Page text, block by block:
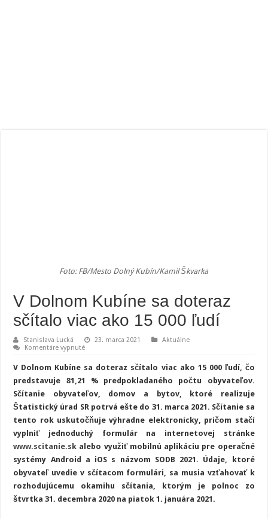
Foto: FB/Mesto Dolný Kubín/Kamil Škvarka
V Dolnom Kubíne sa doteraz
sčítalo viac ako 15 000 ľudí
Stanislava Lucká 23. marca 2021
Aktuálne
Komentáre vypnuténa
Dolnom
Kubíne
sa
doteraz
sčítalo
ako
15
000
ľudí
V Dolnom Kubíne sa doteraz sčítalo viac ako 15 000 ľudí, čo
predstavuje 81,21 % predpokladaného počtu obyvateľov.
Sčítanie obyvateľov, domov a bytov, ktoré realizuje
Štatistický úrad SR potrvá ešte do 31. marca 2021. Sčítanie sa
tento rok uskutočňuje výhradne elektronicky, pričom stačí
vyplniť jednoduchý formulár na internetovej stránke
www.scitanie.sk alebo využiť mobilnú aplikáciu pre operačné
systémy Android a iOS s názvom SODB 2021. Údaje, ktoré
obyvateľ uvedie v sčítacom formulári, sa musia vzťahovať k
rozhodujúcemu okamihu sčítania, ktorým je polnoc zo
štvrtka 31. decembra 2020 na piatok 1. januára 2021.